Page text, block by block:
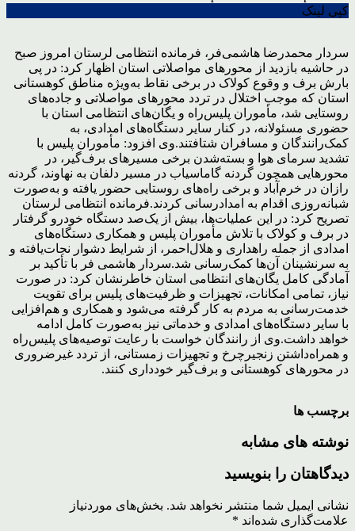
کپی لینک
سردار محمدرضا هاشمی‌فر، فرمانده انتظامی لرستان امروز صبح
در حاشیه بازدید از محورهای مواصلاتی استان اظهار کرد: در پی
بارش برف و وقوع کولاک در برخی نقاط به‌ویژه مناطق کوهستانی
استان که موجب اختلال در تردد محورهای مواصلاتی و جاده‌های
روستایی شد، مأموران پلیس‌راه و یگان‌های انتظامی استان با
حضوری مسئولانه، در کنار سایر دستگاه‌های امدادی، به
کمک‌رانندگان و مسافران شتافتند.وی افزود: مأموران پلیس با
تشدید سرمای هوا و بسته‌شدن برخی مسیرهای برف‌گیر، در
محورهایی همچون گردنه گاماسیاب در مسیر دلفان به نهاوند، گردنه
رازان در خرم‌آباد و برخی راه‌های روستایی حضور یافته و به‌صورت
شبانه‌روزی اقدام به امدادرسانی کردند.فرمانده انتظامی لرستان
تصریح کرد: در این عملیات‌ها، بیش از یک‌صد دستگاه خودرو گرفتار
در برف و کولاک با تلاش مأموران پلیس و همکاری دستگاه‌های
امدادی از جمله راهداری و هلال‌احمر، از شرایط دشوار نجات‌یافته و
به سرنشینان آن‌ها کمک‌رسانی شد.سردار هاشمی فر با تأکید بر
آمادگی کامل یگان‌های انتظامی استان خاطرنشان کرد: در صورت
نیاز، تمامی امکانات، تجهیزات و ظرفیت‌های پلیس برای تقویت
خدمت‌رسانی به مردم به کار گرفته می‌شود و همکاری و هم‌افزایی
با سایر دستگاه‌های امدادی و خدماتی نیز به‌صورت کامل ادامه
خواهد داشت.وی از رانندگان خواست با رعایت توصیه‌های پلیس‌راه
و همراه‌داشتن زنجیرچرخ و تجهیزات زمستانی، از تردد غیرضروری
در محورهای کوهستانی و برف‌گیر خودداری کنند.
برچسب ها
نوشته های مشابه
دیدگاهتان را بنویسید
نشانی ایمیل شما منتشر نخواهد شد. بخش‌های موردنیاز
علامت‌گذاری شده‌اند *